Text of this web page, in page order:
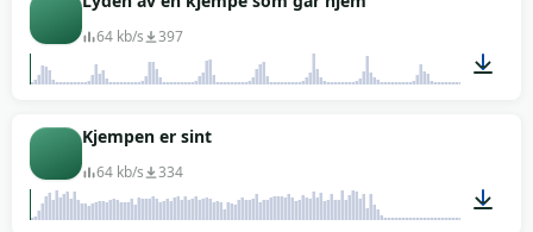
64 kb/s 397
Kjempen er sint
64 kb/s 334